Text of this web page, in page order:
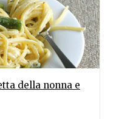
della nonna e